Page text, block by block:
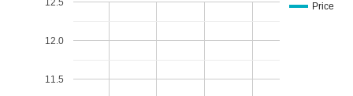
Price
11.5
12.0